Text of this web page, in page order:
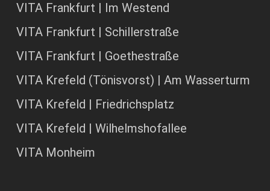
VITA Frankfurt | Im Westend
VITA Frankfurt | Schillerstraße
VITA Frankfurt | Goethestraße
VITA Krefeld (Tönisvorst) | Am Wasserturm
VITA Krefeld | Friedrichsplatz
VITA Krefeld | Wilhelmshofallee
VITA Monheim